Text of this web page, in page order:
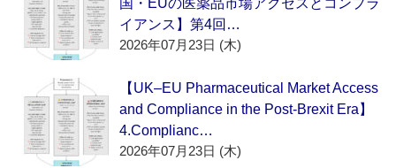
国・EUの医薬品市場アクセスとコンプラ
イアンス】第4回…
2026年07月23日 (木)
【UK–EU Pharmaceutical Market Access
and Compliance in the Post-Brexit Era】
4.Complianc…
2026年07月23日 (木)